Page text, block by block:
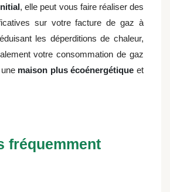
, elle peut vous faire réaliser des
sur votre facture de gaz à
les déperditions de chaleur,
votre consommation de gaz
maison plus écoénergétique et
fréquemment